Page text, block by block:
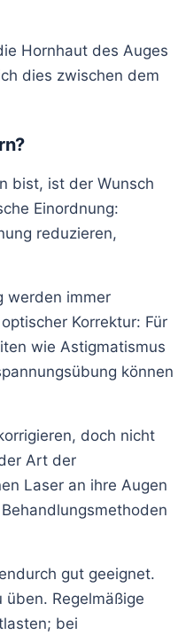
Hornhaut des Auges
dies zwischen dem
bist, ist der Wunsch
Einordnung:
reduzieren,
werden immer
Korrektur: Für
wie Astigmatismus
können
doch nicht
Art der
Laser an ihre Augen
gut geeignet.
Regelmäßige
bei